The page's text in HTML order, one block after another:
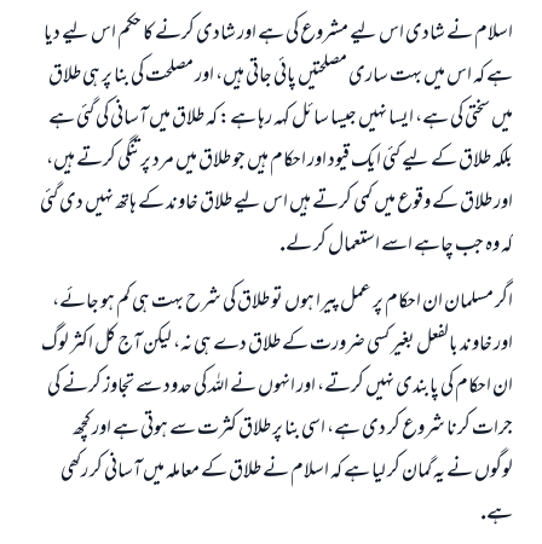
اسلام نے شادى اس ليے مشروع كى ہے اور شادى كرنے كا حكم اس ليے ديا
ہے كہ اس ميں بہت سارى مصلحتيں پائى جاتى ہيں، اور مصلحت كى بنا پر ہى طلاق
ميں سختى كى ہے، ايسا نہيں جيسا سائل كہہ رہا ہے: كہ طلاق ميں آسانى كى گئى ہے
بلكہ طلاق كے ليے كئى ايك قيود اور احكام ہيں جو طلاق ميں مرد پر تنگى كرتے ہيں،
اور طلاق كے وقوع ميں كمى كرتے ہيں اس ليے طلاق خاوند كے ہاتھ نہيں دى گئى
كہ وہ جب چاہے اسے استعمال كر لے.
اگر مسلمان ان احكام پر عمل پيرا ہوں تو طلاق كى شرح بہت ہى كم ہو جائے،
اور خاوند بالفعل بغير كسى ضرورت كے طلاق دے ہى نہ، ليكن آج كل اكثر لوگ
ان احكام كى پابندى نہيں كرتے، اور انہوں نے اللہ كى حدود سے تجاوز كرنے كى
جرات كرنا شروع كر دى ہے، اسى بنا پر طلاق كثرت سے ہوتى ہے اور كچھ
لوگوں نے يہ گمان كر ليا ہے كہ اسلام نے طلاق كے معاملہ ميں آسانى كر ركھى
ہے.